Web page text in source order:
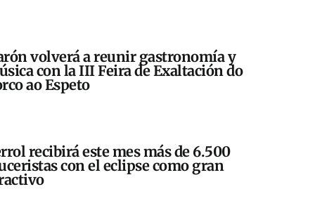
volverá a reunir gastronomía y
con la III Feira de Exaltación do
ao Espeto
recibirá este mes más de 6.500
con el eclipse como gran